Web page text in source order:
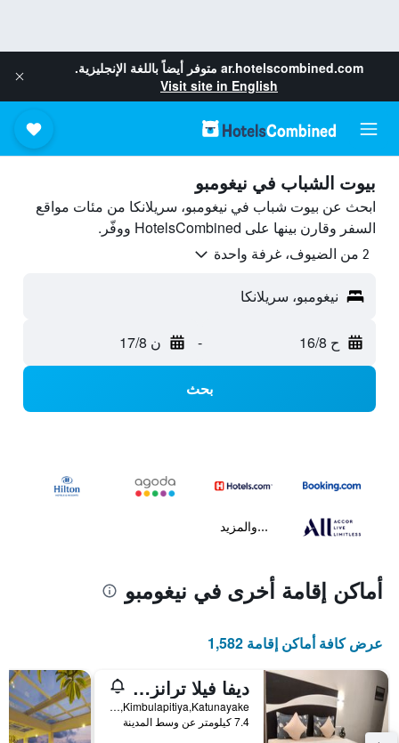
ar.hotelscombined.com متوفر أيضاً باللغة الإنجليزية.
Visit site in English
بيوت الشباب في نيغومبو
ابحث عن بيوت شباب في نيغومبو، سريلانكا من مئات مواقع
السفر وقارن بينها على HotelsCombined ووفّر.
2 من الضيوف، غرفة واحدة
نيغومبو، سريلانكا
ح 16/8 - ن 17/8
بحث
...والمزيد
أماكن إقامة أخرى في نيغومبو
عرض كافة أماكن إقامة 1,582
ديفا فيلا ترانزيت هوتل
548/23A,10th Lane,Daminnagahawatta,Kimbulapitiya,Katunayake 548/23A,10th Lane,Daminnagahawatta,Kimbulapitiya,Katunayake, نيغومبو, سريلانكا
7.4 كيلومتر عن وسط المدينة